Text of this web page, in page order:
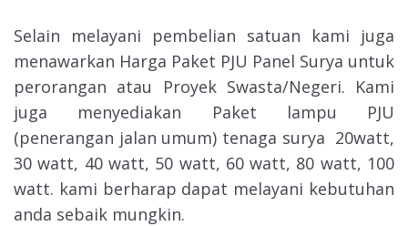
Selain melayani pembelian satuan kami juga
menawarkan Harga Paket PJU Panel Surya untuk
perorangan atau Proyek Swasta/Negeri. Kami
juga menyediakan Paket lampu PJU
(penerangan jalan umum) tenaga surya 20watt,
30 watt, 40 watt, 50 watt, 60 watt, 80 watt, 100
watt. kami berharap dapat melayani kebutuhan
anda sebaik mungkin.